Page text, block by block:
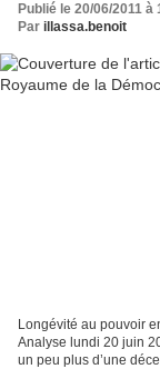
Publié le 20/06/2011 à
Par illassa.benoit
Longévité au pouvoir
Analyse lundi 20 juin
un peu plus d’une